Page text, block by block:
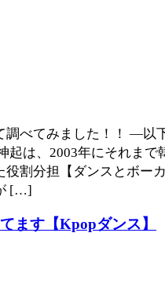
調べてみました！！ —以
起は、2003年にそれまで
役割分担【ダンスとボー
[…]
ます【Kpopダンス】